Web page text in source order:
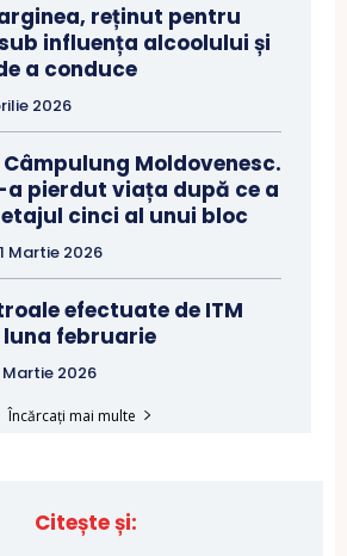
reținut pentru
influența alcoolului și
a conduce
2026
Moldovenesc.
a pierdut viața după ce a
cinci al unui bloc
Martie 2026
efectuate de ITM
februarie
Martie 2026
Încărcați mai multe
Citește și: